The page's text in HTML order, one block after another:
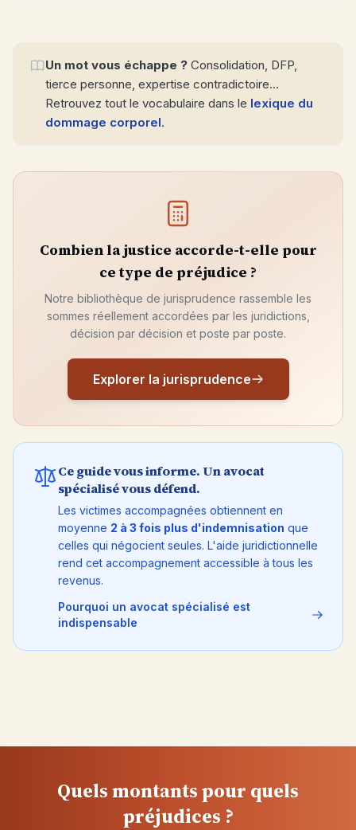
Un mot vous échappe ? Consolidation, DFP,
tierce personne, expertise contradictoire…
Retrouvez tout le vocabulaire dans le lexique du
dommage corporel.
Combien la justice accorde-t-elle pour
ce type de préjudice ?
Notre bibliothèque de jurisprudence rassemble les
sommes réellement accordées par les juridictions,
décision par décision et poste par poste.
Explorer la jurisprudence
Ce guide vous informe. Un avocat
spécialisé vous défend.
Les victimes accompagnées obtiennent en
moyenne 2 à 3 fois plus d'indemnisation que
celles qui négocient seules. L'aide juridictionnelle
rend cet accompagnement accessible à tous les
revenus.
Pourquoi un avocat spécialisé est
indispensable
Quels montants pour quels
préjudices ?